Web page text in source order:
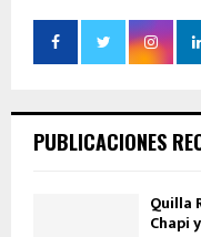
PUBLICACIONES
Quilla
Chapi